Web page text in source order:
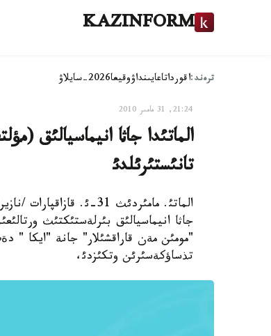
KAZINFORM
ترەند:اقورداتاعايىنداۋوقيعا2026-سايلاۋ
21:24, 31 مامىر 2010
الماتئدا جاثا انيماسيالئق
تانئستئرئلدئ
الماتئ. مامئردئث 31-ئ.
جاثا انيماسيالئق بئرلةستئكتئث
"مومئن مةن قاراقشئلار" جانة "ايكا "
تذساؤكةسئرئن وتكئزدئ،